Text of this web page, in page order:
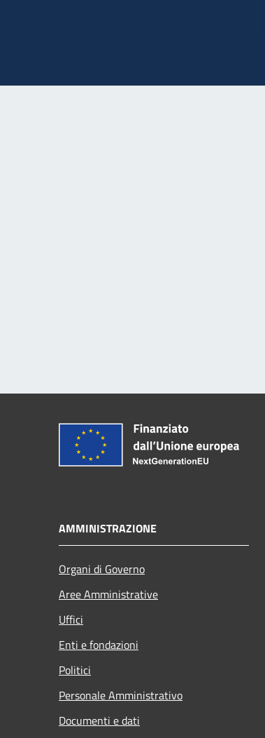
AMMINISTRAZIONE
Organi di Governo
Aree Amministrative
Uffici
Enti e fondazioni
Politici
Personale Amministrativo
Documenti e dati